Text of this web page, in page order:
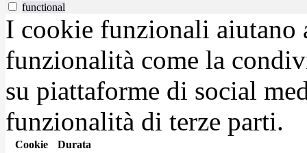
functional
I cookie funzionali aiutano
funzionalità come la
su piattaforme di social
funzionalità di terze parti.
Cookie Durata